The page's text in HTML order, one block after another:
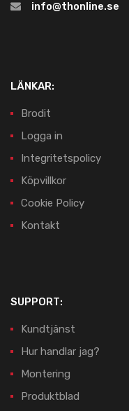
info@thonline.se
LÄNKAR:
Brodit
Logga in
Integritetspolicy
Köpvillkor
Cookie Policy
Kontakt
SUPPORT:
Kundtjänst
Hur handlar jag?
Montering
Produktblad